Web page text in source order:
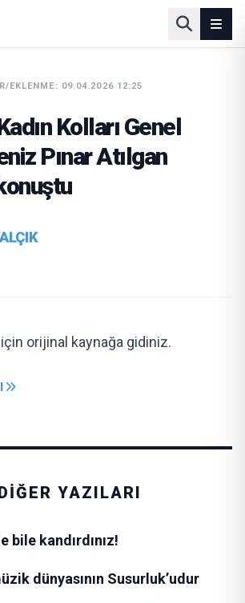
/EKLENME: 09.04.2026 12:25
Kolları Genel
Pınar Atılgan
orijinal kaynağa gidiniz.
YAZILARI
bile kandırdınız!
dünyasının Susurluk’udur